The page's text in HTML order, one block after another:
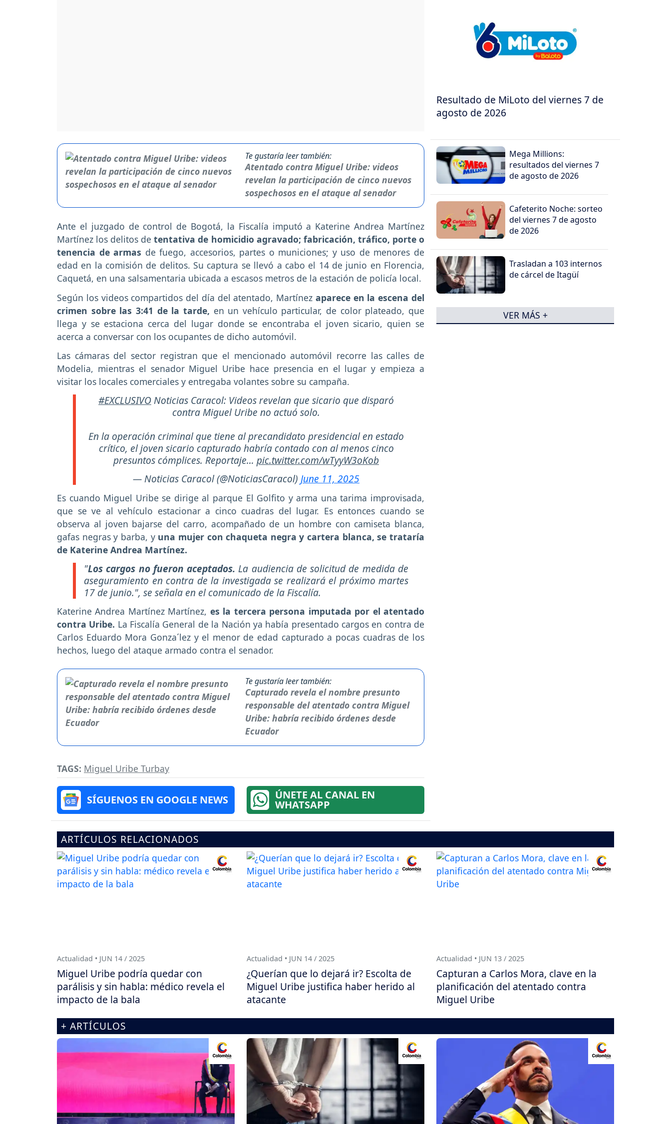
Te gustaría leer también:
Atentado contra Miguel Uribe: videos
revelan la participación de cinco nuevos
sospechosos en el ataque al senador
Ante el juzgado de control de Bogotá, la Fiscalía imputó a Katerine Andrea Martínez
Martínez los delitos detentativa de homicidio agravado; fabricación, tráfico, porte o
tenencia de armas de fuego, accesorios, partes o municiones; y uso de menores de
edad en la comisión de delitos. Su captura se llevó a cabo el 14 de junio en Florencia,
Caquetá, en una salsamentaria ubicada a escasos metros de la estación de policía local.
Según los videos compartidos del día del atentado, Martínez aparece en la escena del
crimen sobre las 3:41 de la tarde, en un vehículo particular, de color plateado, que
llega y se estaciona cerca del lugar donde se encontraba el joven sicario, quien se
acerca a conversar con los ocupantes de dicho automóvil.
Las cámaras del sector registran que el mencionado automóvil recorre las calles de
Modelia, mientras el senador Miguel Uribe hace presencia en el lugar y empieza a
visitar los locales comerciales y entregaba volantes sobre su campaña.
#EXCLUSIVONoticias Caracol: Videos revelan que sicario que disparó
contra Miguel Uribe no actuó solo.
En la operación criminal que tiene al precandidato presidencial en estado
crítico, el joven sicario capturado habría contado con al menos cinco
presuntos cómplices. Reportaje… pic.twitter.com/wTyyW3oKob
— Noticias Caracol (@NoticiasCaracol) June 11, 2025
Es cuando Miguel Uribe se dirige al parque El Golfito y arma una tarima improvisada,
que se ve al vehículo estacionar a cinco cuadras del lugar. Es entonces cuando se
observa al joven bajarse del carro, acompañado de un hombre con camiseta blanca,
gafas negras y barba, yuna mujer con chaqueta negra y cartera blanca, se trataría
de Katerine Andrea Martínez.
"Los cargos no fueron aceptados. La audiencia de solicitud de medida de
aseguramiento en contra de la investigada se realizará el próximo martes
17 de junio.", se señala en el comunicado de la Fiscalía.
Katerine Andrea Martínez Martínez, es la tercera persona imputada por el atentado
contra Uribe. La Fiscalía General de la Nación ya había presentado cargos en contra de
Carlos Eduardo Mora Gonza´lez y el menor de edad capturado a pocas cuadras de los
hechos, luego del ataque armado contra el senador.
Te gustaría leer también:
Capturado revela el nombre presunto
responsable del atentado contra Miguel
Uribe: habría recibido órdenes desde
Ecuador
TAGS: Miguel Uribe Turbay
SÍGUENOS EN GOOGLE NEWS ÚNETE AL CANAL EN
WHATSAPP
Resultado de MiLoto del viernes 7 de
agosto de 2026
Mega Millions:
resultados del viernes 7
de agosto de 2026
Cafeterito Noche: sorteo
del viernes 7 de agosto
de 2026
Trasladan a 103 internos
de cárcel de Itagüí
VER MÁS +
ARTÍCULOS RELACIONADOS
Actualidad • JUN 14 / 2025
Miguel Uribe podría quedar con
parálisis y sin habla: médico revela el
impacto de la bala
Actualidad • JUN 14 / 2025
¿Querían que lo dejará ir? Escolta de
Miguel Uribe justifica haber herido al
atacante
Actualidad • JUN 13 / 2025
Capturan a Carlos Mora, clave en la
planificación del atentado contra
Miguel Uribe
+ ARTÍCULOS